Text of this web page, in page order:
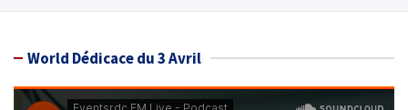
World Dédicace du 3 Avril